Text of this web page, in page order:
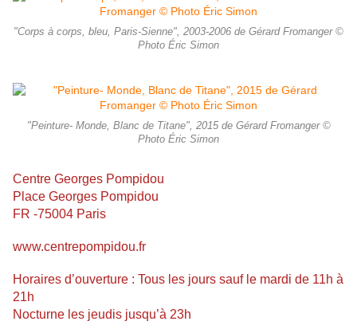
"Corps à corps, bleu, Paris-Sienne", 2003-2006 de Gérard Fromanger ©
Photo Éric Simon
"Peinture- Monde, Blanc de Titane", 2015 de Gérard Fromanger ©
Photo Éric Simon
Centre Georges Pompidou
Place Georges Pompidou
FR -75004 Paris
www.centrepompidou.fr
Horaires d’ouverture : Tous les jours sauf le mardi de 11h à
21h
Nocturne les jeudis jusqu’à 23h